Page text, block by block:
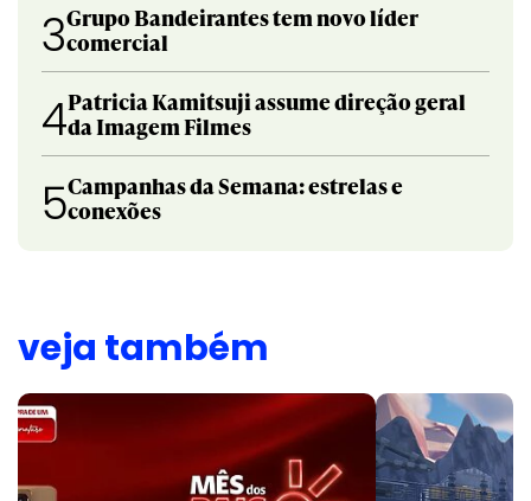
3Grupo Bandeirantes tem novo líder
comercial
4Patricia Kamitsuji assume direção geral
da Imagem Filmes
5Campanhas da Semana: estrelas e
conexões
veja também